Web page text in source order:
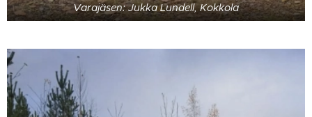
Varajäsen: Jukka Lundell, Kokkola